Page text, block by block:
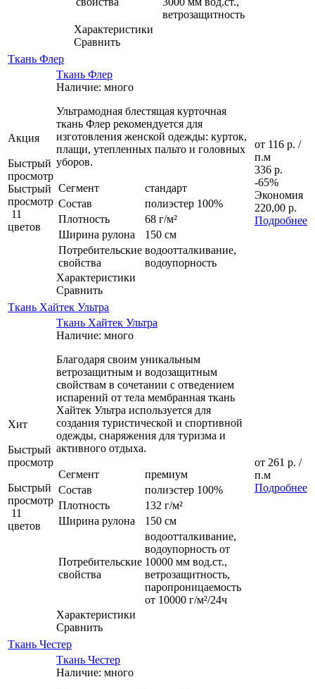
ветрозащитность
Характеристики
Сравнить
Ткань Флер
Акция
Быстрый
просмотр
Быстрый
просмотр
11
цветов
Ткань Флер
Наличие: много
Ультрамодная блестящая курточная
ткань Флер рекомендуется для
изготовления женской одежды: курток,
плащи, утепленных пальто и головных
уборов.
Сегмент
стандарт
Состав
полиэстер 100%
Плотность
68 г/м²
Ширина рулона
150 см
Потребительские
свойства
водоотталкивание,
водоупорность
Характеристики
Сравнить
от 116 р. /
п.м
336 р.
-65%
Экономия
220,00 р.
Подробнее
Ткань Хайтек Ультра
Хит
Быстрый
просмотр
Быстрый
просмотр
11
цветов
Ткань Хайтек Ультра
Наличие: много
Благодаря своим уникальным
ветрозащитным и водозащитным
свойствам в сочетании с отведением
испарений от тела мембранная ткань
Хайтек Ультра используется для
создания туристической и спортивной
одежды, снаряжения для туризма и
активного отдыха.
Сегмент
премиум
Состав
полиэстер 100%
Плотность
132 г/м²
Ширина рулона
150 см
Потребительские
свойства
водоотталкивание,
водоупорность от
10000 мм вод.ст.,
ветрозащитность,
паропроницаемость
от 10000 г/м²/24ч
Характеристики
Сравнить
от 261 р. /
п.м
Подробнее
Ткань Честер
Ткань Честер
Наличие: много